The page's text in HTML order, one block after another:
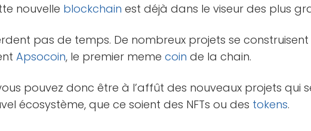
nouvelle blockchain est déjà dans le viseur des plus
pas de temps. De nombreux projets se construisent
Apsocoin, le premier memecoin de la chain.
pouvez donc être à l’affût des nouveaux projets qui
écosystème, que ce soient des NFTs ou des tokens.